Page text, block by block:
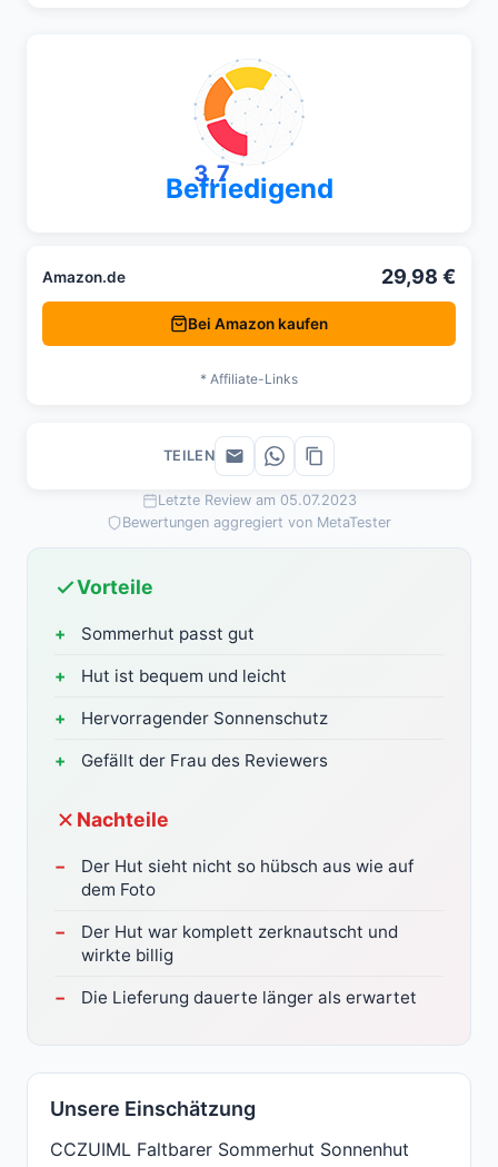
Letzte Review am 05.07.2023
Bewertungen aggregiert von MetaTester
Vorteile
Sommerhut passt gut
Hut ist bequem und leicht
Hervorragender Sonnenschutz
Gefällt der Frau des Reviewers
Nachteile
Der Hut sieht nicht so hübsch aus wie auf
dem Foto
Der Hut war komplett zerknautscht und
wirkte billig
Die Lieferung dauerte länger als erwartet
Unsere Einschätzung
CCZUIML Faltbarer Sommerhut Sonnenhut
3,7
Befriedigend
Amazon.de 29,98 €
Bei Amazon kaufen
* Affiliate-Links
TEILEN